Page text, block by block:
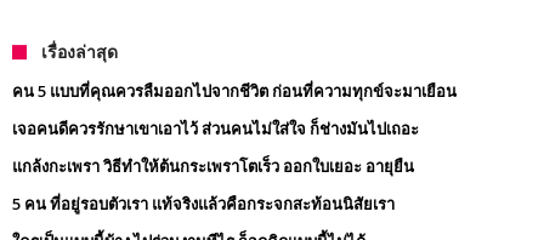
เรื่องล่าสุด
คน 5 แบบที่คุณควรลืมออกไปจากชีวิต ก่อนที่ความทุกข์จะมาเยือน
เจอคนดีควรรักษาเขาเอาไว้ ส่วนคนไม่ใส่ใจ ก็ช่างมันไปเถอะ
แกล้งกะเพรา วิธีทำให้ต้นกระเพราโตเร็ว ออกใบเยอะ อายุยืน
5 คน ที่อยู่รอบตัวเรา แท้จริงแล้วคือกระจกสะท้อนนิสัยเรา